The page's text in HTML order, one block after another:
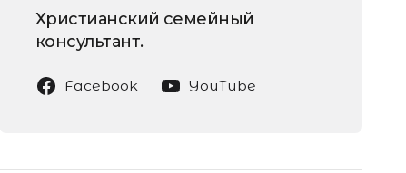
Христианский семейный
консультант.
Facebook YouTube